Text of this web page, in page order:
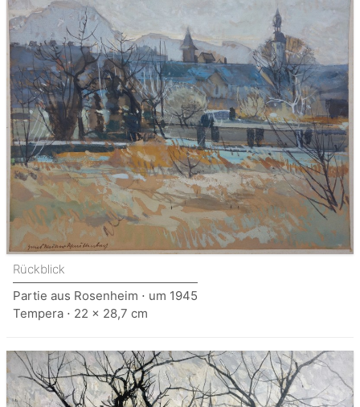
Rückblick
Partie aus Rosenheim ⋅ um 1945
Tempera ⋅ 22 x 28,7 cm